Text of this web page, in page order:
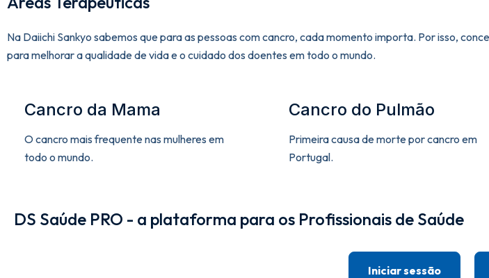
Na Daiichi Sankyo sabemos que para as pessoas com cancro, cada momento importa. Por isso,
para melhorar a qualidade de vida e o cuidado dos doentes em todo o mundo.
Cancro da Mama
O cancro mais frequente nas mulheres em
todo o mundo.
Cancro do Pulmão
Primeira causa de morte por cancro em
Portugal.
DS Saúde PRO - a plataforma para os Profissionais de Saúde
Iniciar sessão